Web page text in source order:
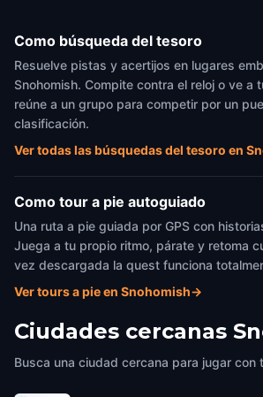
Como búsqueda del tesoro
Resuelve pistas y acertijos en lugares
Snohomish. Compite contra el reloj o ve a
reúne a un grupo para competir por un
clasificación.
Ver todas las búsquedas del tesoro en
Como tour a pie autoguiado
Una ruta a pie guiada por GPS con
Juega a tu propio ritmo, párate y retoma
vez descargada la quest funciona
Ver tours a pie en Snohomish→
Ciudades cercanas
Busca una ciudad cercana para jugar con